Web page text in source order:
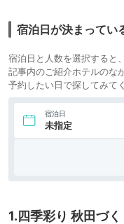
宿泊日が決まってい
宿泊日と人数を選択すると、
記事内のご紹介ホテルのな
予約したい日で探してみて
宿泊日
未指定
1.四季彩り 秋田づ